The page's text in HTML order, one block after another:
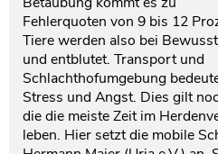
Fehlerquoten von 9 bis 12
Tiere werden also bei
und entblutet. Transport und
Schlachthofumgebung
Stress und Angst. Dies gilt
die die meiste Zeit im
leben. Hier setzt die mobile